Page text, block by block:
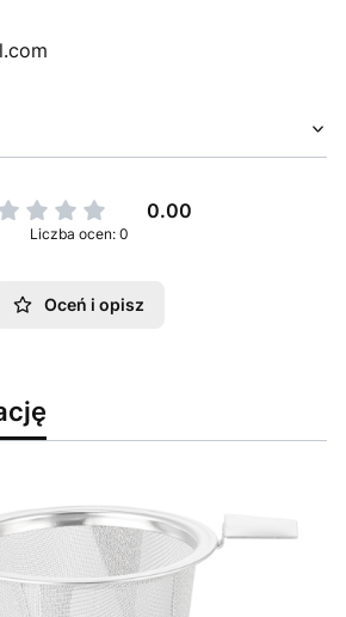
0.00
Liczba ocen: 0
Oceń i opisz